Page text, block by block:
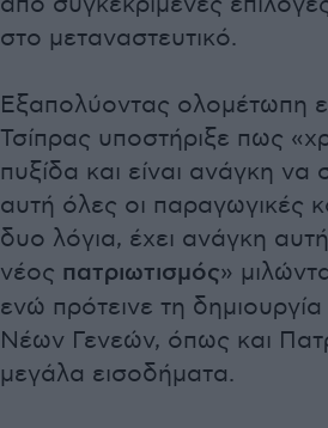
στο μεταναστευτικό.
Εξαπολύοντας ολομέτωπη
Τσίπρας υποστήριξε πως
πυξίδα και είναι ανάγκη
αυτή όλες οι παραγωγικές
δυο λόγια, έχει ανάγκη
νέος πατριωτισμός»
ενώ πρότεινε τη
Νέων Γενεών, όπως και
μεγάλα εισοδήματα.